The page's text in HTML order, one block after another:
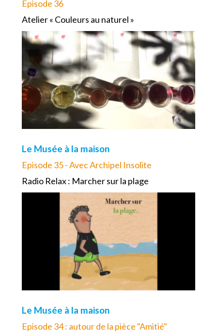
Episode 36
Atelier « Couleurs au naturel »
Le Musée à la maison
Episode 35 - Avec Archipel Insolite
Radio Relax : Marcher sur la plage
Le Musée à la maison
Episode 34 : autour de la pièce "Amitié"